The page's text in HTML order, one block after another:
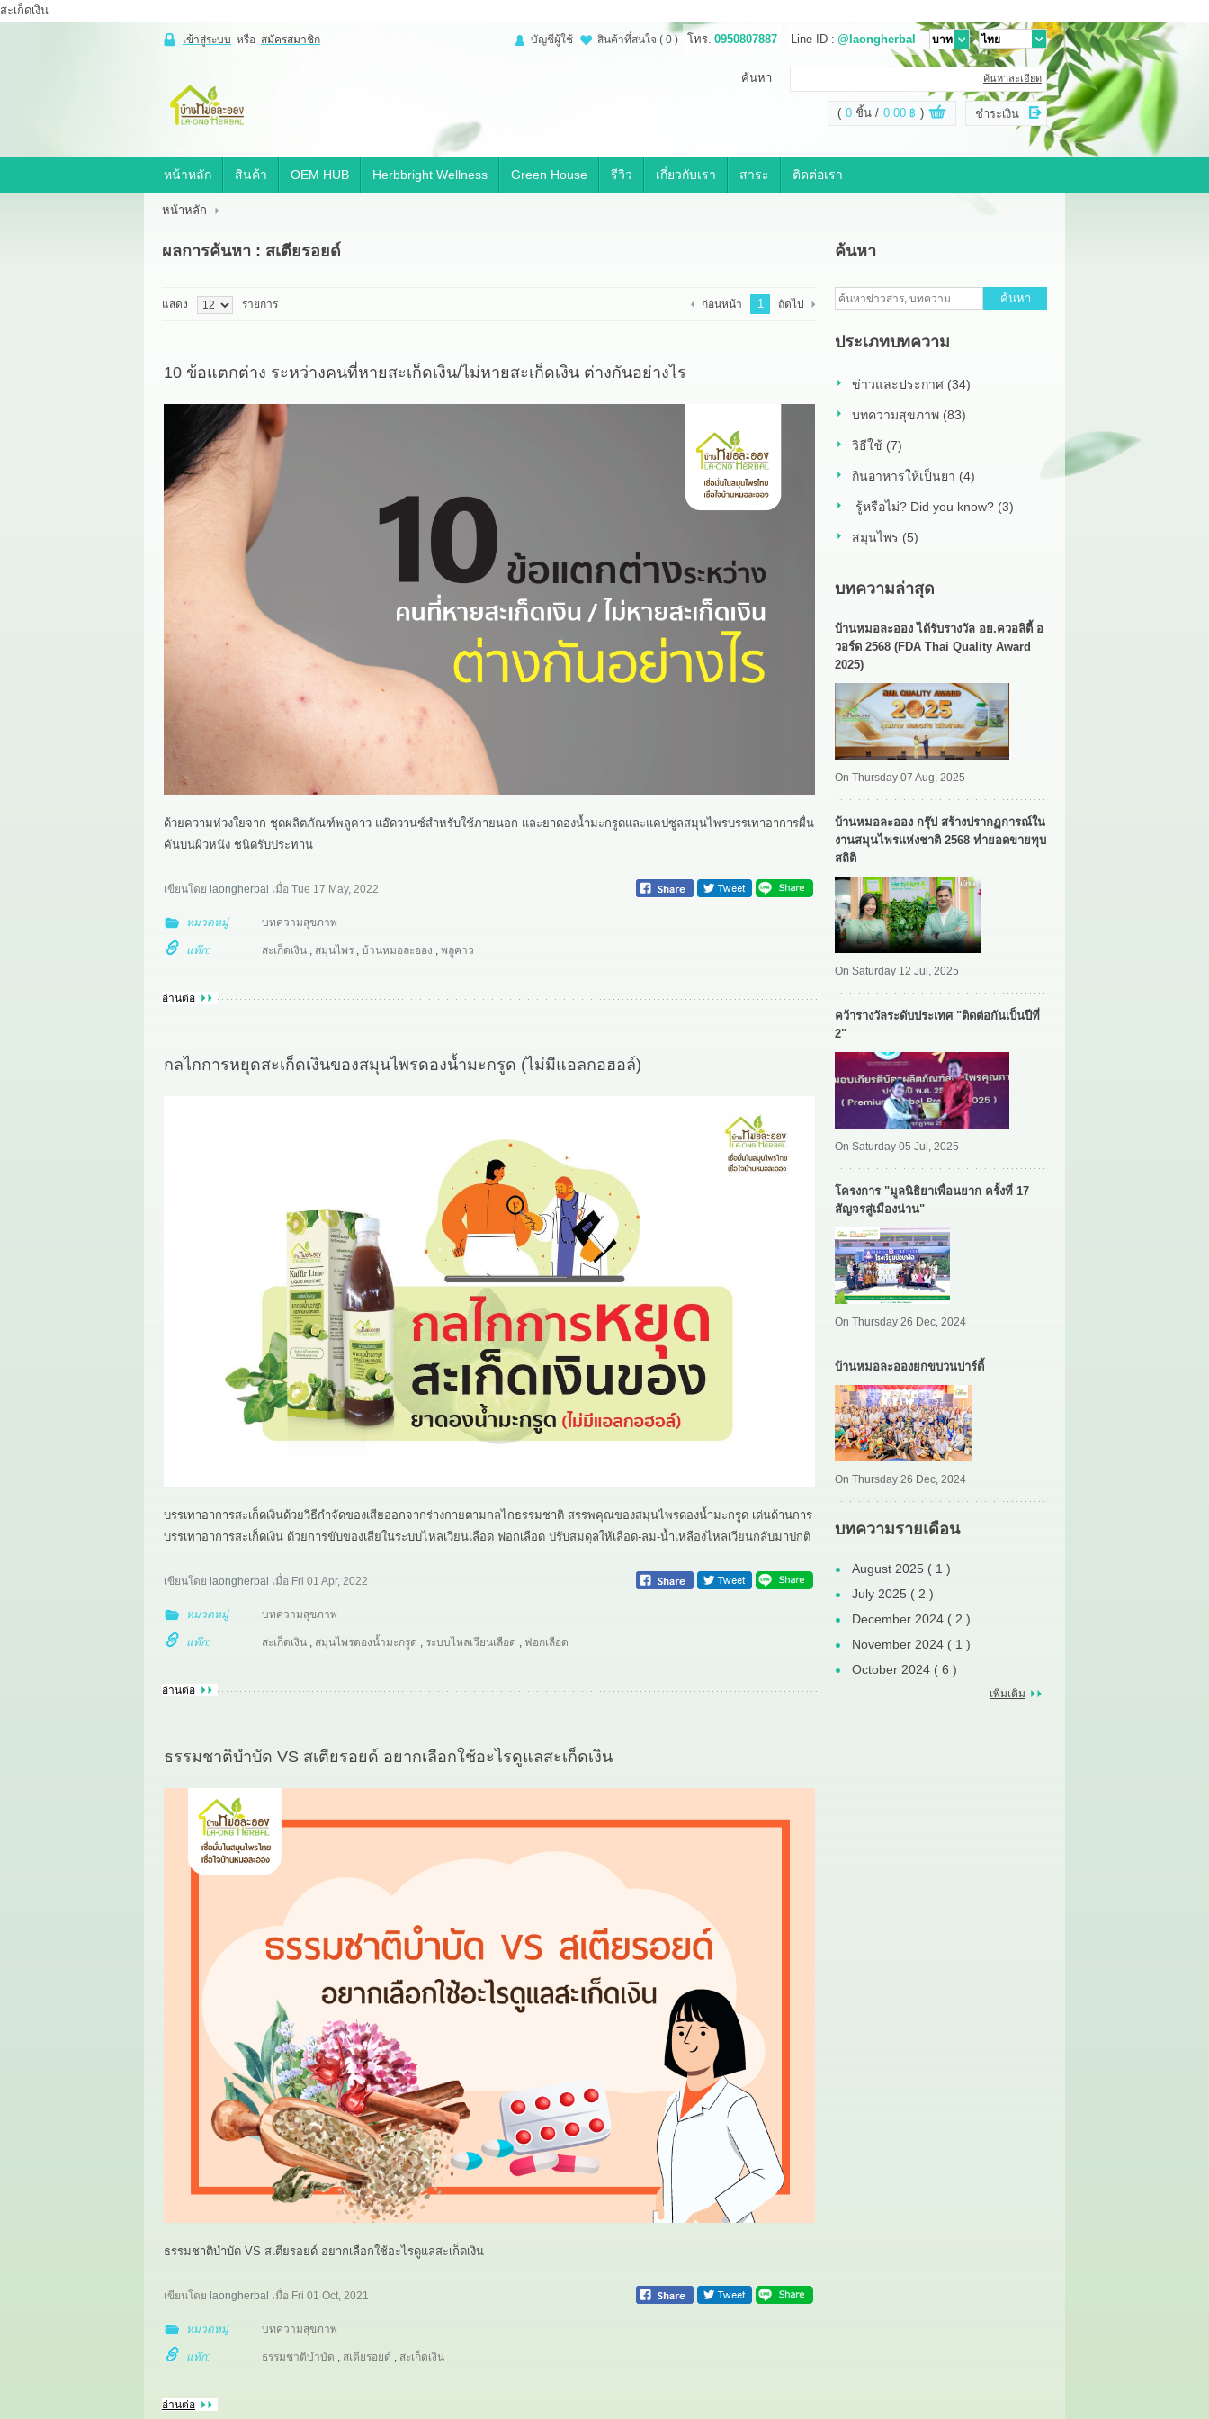
สะเก็ดเงิน
OEM HUB
HERBBRIGHT WELLNESS
รีวิว เกี่ยวกับเรา
เข้าสู่ระบบ หรือ สมัครสมาชิก โทร. 0950807887 Line ID : @laongherbal
สินค้าที่สนใจ ( 0 )
บัญชีผู้ใช้
ค้นหา ค้นหาละเอียด
( 0 ชิ้น 0.00 ฿ ) ชำระเงิน
หน้าหลัก สินค้า OEM HUB Herbbright Wellness Green House รีวิว เกี่ยวกับเรา สาระ ติดต่อเรา
หน้าหลัก
ผลการค้นหา : สเตียรอยด์
แสดง รายการ ก่อนหน้า 1 ถัดไป
10 ข้อแตกต่าง ระหว่างคนที่หายสะเก็ดเงิน/ไม่หายสะเก็ดเงิน ต่างกันอย่างไร
ด้วยความห่วงใยจาก ชุดผลิตภัณฑ์พลูคาว แอ๊ดวานซ์สำหรับใช้ภายนอก และยาดองน้ำมะกรูดและแคปซูลสมุนไพรบรรเทาอาการผื่น
คันบนผิวหนัง ชนิดรับประทาน
เขียนโดย laongherbal เมื่อ Tue 17 May, 2022
หมวดหมู่ บทความสุขภาพ
แท๊ก: สะเก็ดเงิน, สมุนไพร, บ้านหมอละออง , พลูคาว
อ่านต่อ
กลไกการหยุดสะเก็ดเงินของสมุนไพรดองน้ำมะกรูด (ไม่มีแอลกอฮอล์)
บรรเทาอาการสะเก็ดเงินด้วยวิธีกำจัดของเสียออกจากร่างกายตามกลไกธรรมชาติ สรรพคุณของสมุนไพรดองน้ำมะกรูด เด่นด้านการ
บรรเทาอาการสะเก็ดเงิน ด้วยการขับของเสียในระบบไหลเวียนเลือด ฟอกเลือด ปรับสมดุลให้เลือด-ลม-น้ำเหลืองไหลเวียนกลับมาปกติ
เขียนโดย laongherbal เมื่อ Fri 01 Apr, 2022
หมวดหมู่ บทความสุขภาพ
แท๊ก: สะเก็ดเงิน, สมุนไพรดองน้ำมะกรูด , ระบบไหลเวียนเลือด , ฟอกเลือด
อ่านต่อ
ธรรมชาติบำบัด VS สเตียรอยด์ อยากเลือกใช้อะไรดูแลสะเก็ดเงิน
ธรรมชาติบำบัด VS สเตียรอยด์ อยากเลือกใช้อะไรดูแลสะเก็ดเงิน
เขียนโดย laongherbal เมื่อ Fri 01 Oct, 2021
หมวดหมู่ บทความสุขภาพ
แท๊ก: ธรรมชาติบำบัด สเตียรอยด์ สะเก็ดเงิน
อ่านต่อ
ค้นหา
ค้นหา
ประเภทบทความ
ข่าวและประกาศ (34)
บทความสุขภาพ (83)
วิธีใช้ (7)
กินอาหารให้เป็นยา (4)
รู้หรือไม่? Did you know? (3)
สมุนไพร (5)
บทความล่าสุด
บ้านหมอละออง ได้รับรางวัล อย.ควอลิตี้ อ
วอร์ด 2568 (FDA Thai Quality Award
2025)
On Thursday 07 Aug, 2025
บ้านหมอละออง กรุ๊ป สร้างปรากฏการณ์ใน
งานสมุนไพรแห่งชาติ 2568 ทำยอดขายทุบ
สถิติ
On Saturday 12 Jul, 2025
คว้ารางวัลระดับประเทศ "ติดต่อกันเป็นปีที่
2"
On Saturday 05 Jul, 2025
โครงการ "มูลนิธิยาเพื่อนยาก ครั้งที่ 17
สัญจรสู่เมืองน่าน"
On Thursday 26 Dec, 2024
บ้านหมอละอองยกขบวนปาร์ตี้
On Thursday 26 Dec, 2024
บทความรายเดือน
August 2025 ( 1 )
July 2025 ( 2 )
December 2024 ( 2 )
November 2024 ( 1 )
October 2024 ( 6 )
เพิ่มเติม